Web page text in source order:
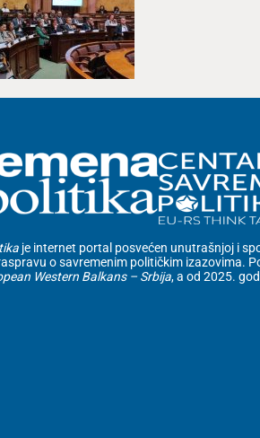
je internet portal posvećen unutrašnjoj i
o savremenim političkim izazovima.
Western Balkans – Srbija, a od 2025.